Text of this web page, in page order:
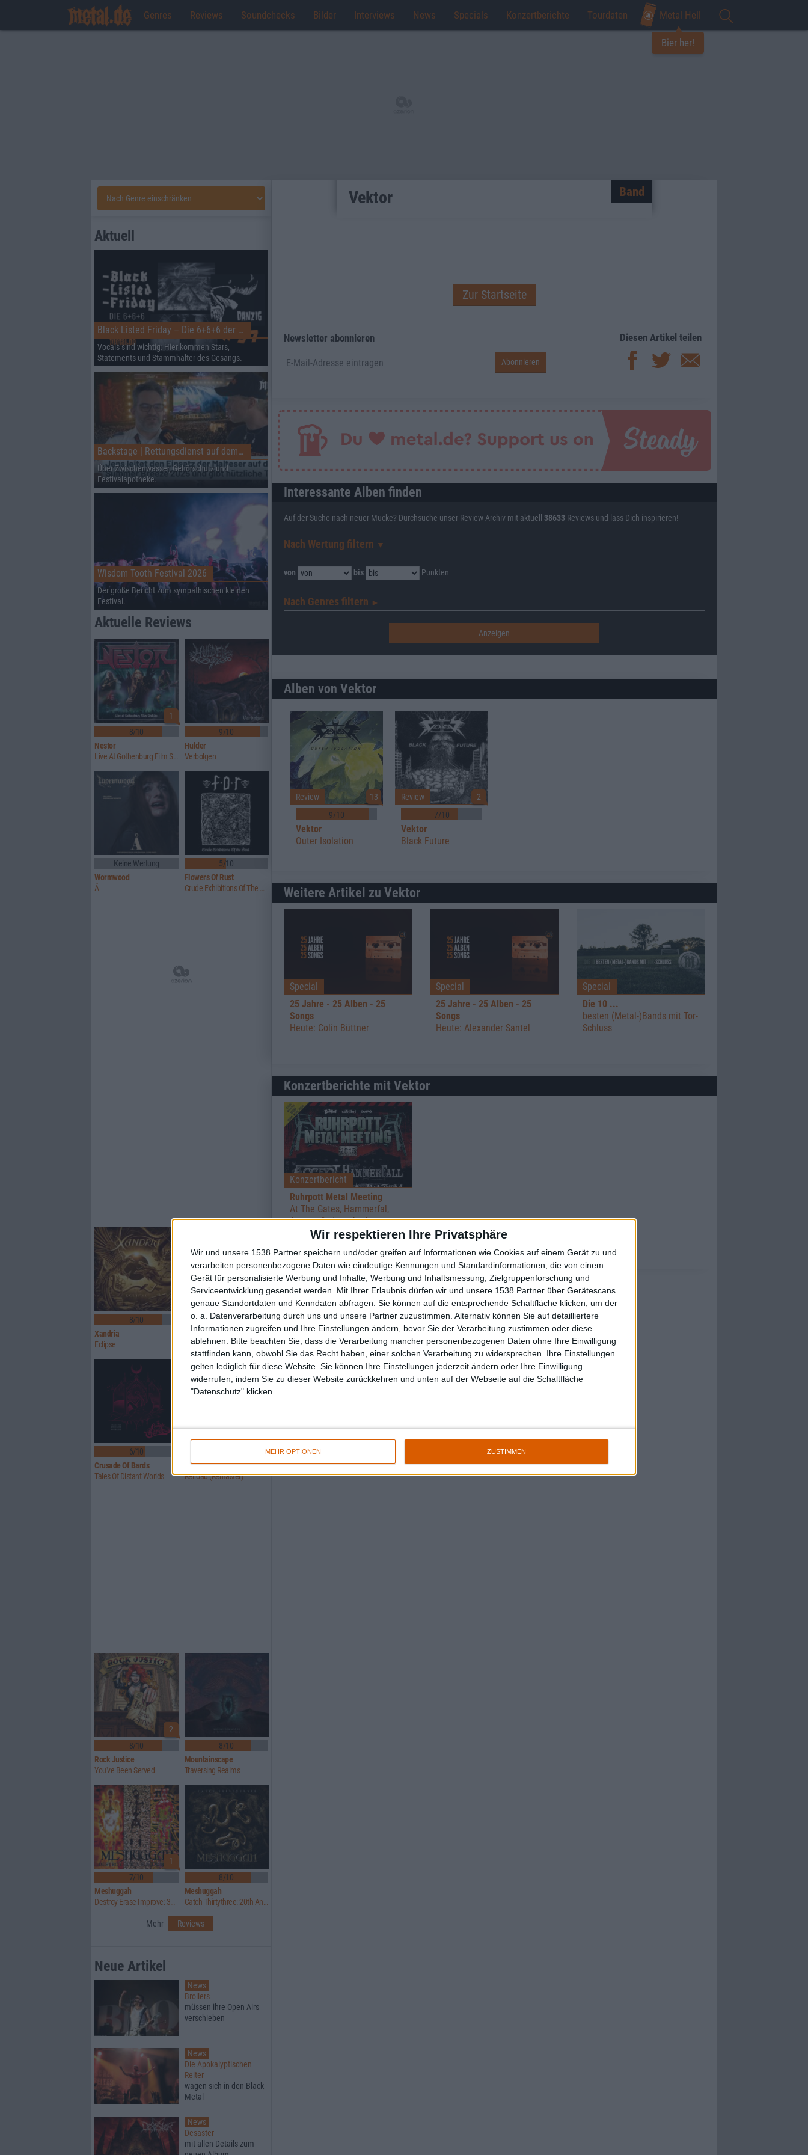
Wir respektieren Ihre Privatsphäre
Wir und unsere 1538 Partner speichern und/oder greifen auf Informationen wie Cookies auf einem Gerät zu und
verarbeiten personenbezogene Daten wie eindeutige Kennungen und Standardinformationen, die von einem
Gerät für personalisierte Werbung und Inhalte, Werbung und Inhaltsmessung, Zielgruppenforschung und
Serviceentwicklung gesendet werden.
Mit Ihrer Erlaubnis dürfen wir und unsere 1538 Partner über Gerätescans
genaue Standortdaten und Kenndaten abfragen. Sie können auf die entsprechende Schaltfläche klicken, um der
o. a. Datenverarbeitung durch uns und unsere Partner zuzustimmen. Alternativ können Sie auf detailliertere
Informationen zugreifen und Ihre Einstellungen ändern, bevor Sie der Verarbeitung zustimmen oder diese
ablehnen.
Bitte beachten Sie, dass die Verarbeitung mancher personenbezogenen Daten ohne Ihre Einwilligung
stattfinden kann, obwohl Sie das Recht haben, einer solchen Verarbeitung zu widersprechen. Ihre Einstellungen
gelten lediglich für diese Website. Sie können Ihre Einstellungen jederzeit ändern oder Ihre Einwilligung
widerrufen, indem Sie zu dieser Website zurückkehren und unten auf der Webseite auf die Schaltfläche
"Datenschutz" klicken.
MEHR OPTIONEN ZUSTIMMEN
Genres Reviews Soundchecks Bilder Interviews News Specials Konzertberichte Tourdaten Metal Hell
Bier her!
Vektor Band
Zur Startseite
Newsletter abonnieren Diesen Artikel teilen
Interessante Alben finden
Auf der Suche nach neuer Mucke? Durchsuche unser Review-Archiv mit aktuell 38633 Reviews und lass Dich inspirieren!
Nach Wertung filtern ▼︎
von bis Punkten
Nach Genres filtern ►︎
Alben von Vektor
9/10
Review
Vektor
13
Outer Isolation
7/10
Review
Vektor
2
Black Future
Weitere Artikel zu Vektor
Special
25 Jahre - 25 Alben - 25
Songs
Heute: Colin Büttner
Special
25 Jahre - 25 Alben - 25
Songs
Heute: Alexander Santel
Special
Die 10 ...
besten (Metal-)Bands mit Tor-
Schluss
Konzertberichte mit Vektor
Konzertbericht
Ruhrpott Metal Meeting
At The Gates, Hammerfal,
Accept, Sodom, Asphyx u.v.a.
live in Oberhausen
Aktuell
Black Listed Friday – Die 6+6+6 der Woche
Vocals sind wichtig: Hier kommen Stars,
Statements und Stammhalter des Gesangs.
Backstage | Rettungsdienst auf dem Summer Breeze
Über Zwischenwasser, Gehörschutz und
Festivalapotheke.
Wisdom Tooth Festival 2026
Der große Bericht zum sympathischen kleinen
Festival.
Aktuelle Reviews
1
8/10
Nestor
Live At Gothenburg Film Studios
9/10
Hulder
Verbolgen
Keine Wertung
Wormwood
Å
5/10
Flowers Of Rust
Crude Exhibitions Of The Soul
8/10
Xandria
Eclipse
1
8/10
Sinner
Boom Bang Goodbye
6/10
Crusade Of Bards
Tales Of Distant Worlds
Metallica
ReLoad (Remaster)
2
8/10
Rock Justice
You've Been Served
8/10
Mountainscape
Traversing Realms
1
7/10
Meshuggah
Destroy Erase Improve: 30th Anniversary Edition
8/10
Meshuggah
Catch Thirtythree: 20th Anniversary Edition
Mehr Reviews
Neue Artikel
News
Broilers
müssen ihre Open Airs
verschieben
News
Die Apokalyptischen
Reiter
wagen sich in den Black
Metal
News
Desaster
mit allen Details zum